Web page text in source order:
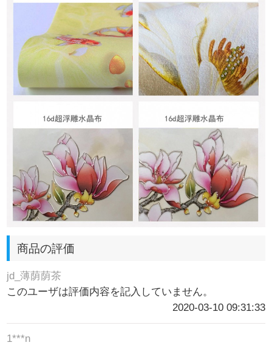
商品の評価
jd_薄荫荫茶
このユーザは評価内容を記入していません。
2020-03-10 09:31:33
1***n